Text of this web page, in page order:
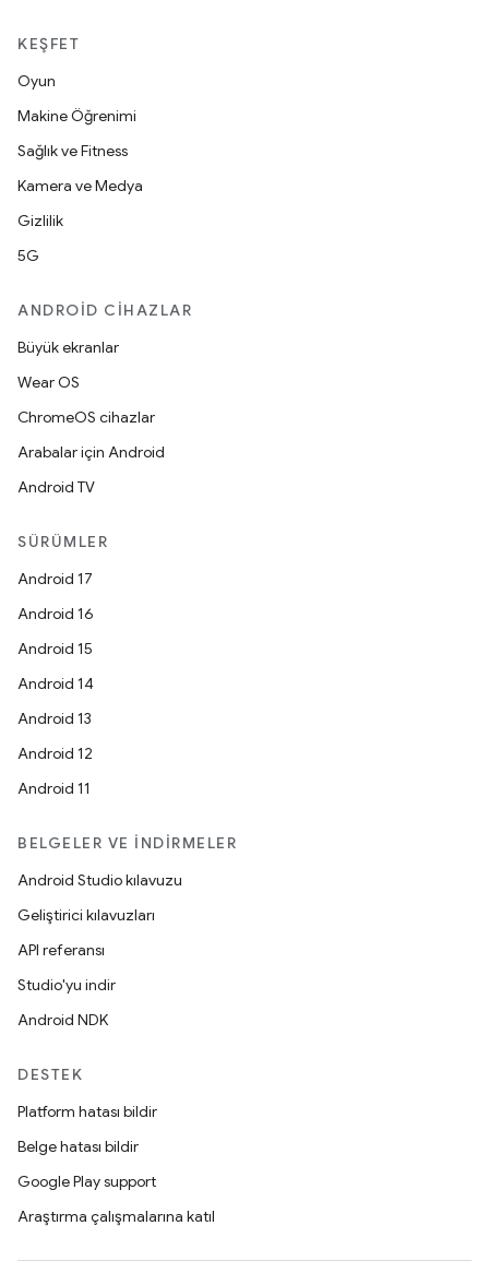
KEŞFET
Oyun
Makine Öğrenimi
Sağlık ve Fitness
Kamera ve Medya
Gizlilik
5G
ANDROID CIHAZLAR
Büyük ekranlar
Wear OS
ChromeOS cihazlar
Arabalar için Android
Android TV
SÜRÜMLER
Android 17
Android 16
Android 15
Android 14
Android 13
Android 12
Android 11
BELGELER VE İNDIRMELER
Android Studio kılavuzu
Geliştirici kılavuzları
API referansı
Studio'yu indir
Android NDK
DESTEK
Platform hatası bildir
Belge hatası bildir
Google Play support
Araştırma çalışmalarına katıl